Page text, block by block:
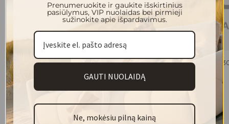
LEANDER staliukas 800x800
474.00 €
SARAH staliukas
Prenumeruokite ir gaukite išskirtinius
pasiūlymus, VIP nuolaidas bei pirmieji
sužinokite apie išpardavimus.
GAUTI NUOLAIDĄ
Ne, mokėsiu pilną kainą